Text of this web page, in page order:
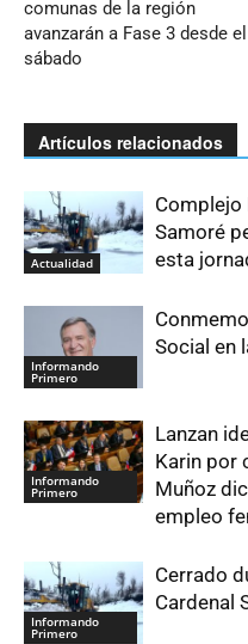
comunas de la región
avanzarán a Fase 3 desde el
sábado
Artículos relacionados
Actualidad
Complejo
Samoré
esta
Informando
Primero
Social en
Informando
Primero
Lanzan
Karin por
Muñoz
empleo
Informando
Primero
Cerrado
Cardenal